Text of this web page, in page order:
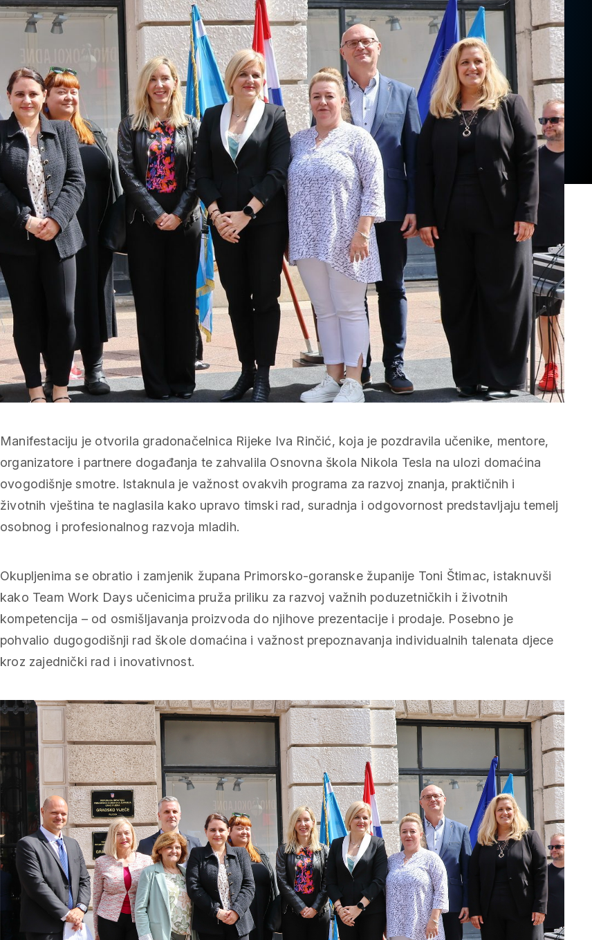
Manifestaciju je otvorila gradonačelnica Rijeke Iva Rinčić, koja je pozdravila učenike, mentore,
organizatore i partnere događanja te zahvalila Osnovna škola Nikola Tesla na ulozi domaćina
ovogodišnje smotre. Istaknula je važnost ovakvih programa za razvoj znanja, praktičnih i
životnih vještina te naglasila kako upravo timski rad, suradnja i odgovornost predstavljaju temelj
osobnog i profesionalnog razvoja mladih.
Okupljenima se obratio i zamjenik župana Primorsko-goranske županije Toni Štimac, istaknuvši
kako Team Work Days učenicima pruža priliku za razvoj važnih poduzetničkih i životnih
kompetencija – od osmišljavanja proizvoda do njihove prezentacije i prodaje. Posebno je
pohvalio dugogodišnji rad škole domaćina i važnost prepoznavanja individualnih talenata djece
kroz zajednički rad i inovativnost.